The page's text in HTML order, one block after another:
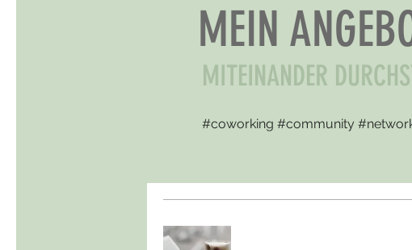
MEIN
MITEINANDER
#coworking #community